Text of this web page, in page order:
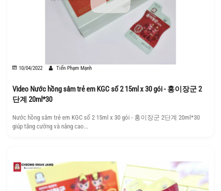
10/04/2022 Tiến Phạm Mạnh
Video Nước hồng sâm trẻ em KGC số 2 15ml x 30 gói - 홍이장군 2
단계 20ml*30
Nước hồng sâm trẻ em KGC số 2 15ml x 30 gói - 홍이장군 2단계 20ml*30
giúp tăng cường và nâng cao...